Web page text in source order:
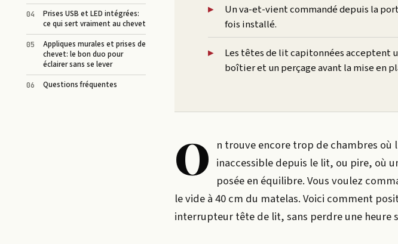
Prises USB et LED intégrées:
ce qui sert vraiment au chevet
Appliques murales et prises de
chevet: le bon duo pour
éclairer sans se lever
Questions fréquentes
Un va-et-vient commandé depuis la
fois installé.
Les têtes de lit capitonnées acceptent
boîtier et un perçage avant la mise en
O n trouve encore trop de chambres
inaccessible depuis le lit, ou pire, où
posée en équilibre. Vous voulez
le vide à 40 cm du matelas. Voici comment
interrupteur tête de lit, sans perdre une heure